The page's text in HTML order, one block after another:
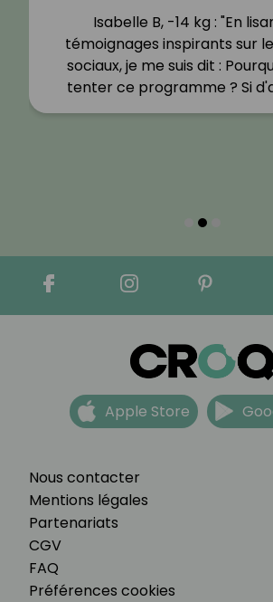
Isabelle B, -14 kg : "En
témoignages inspirants sur
sociaux, je me suis dit :
tenter ce programme ? Si
Nous contacter
Mentions légales
Partenariats
CGV
FAQ
Préférences cookies
Apple Store